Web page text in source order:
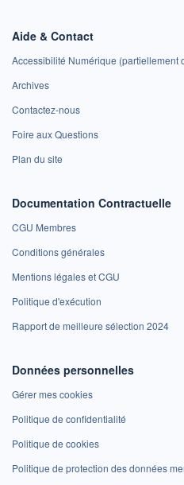
Aide & Contact
Accessibilité Numérique (partiellement
Archives
Contactez-nous
Foire aux Questions
Plan du site
Documentation Contractuelle
CGU Membres
Conditions générales
Mentions légales et CGU
Politique d'exécution
Rapport de meilleure sélection 2024
Données personnelles
Gérer mes cookies
Politique de confidentialité
Politique de cookies
Politique de protection des données